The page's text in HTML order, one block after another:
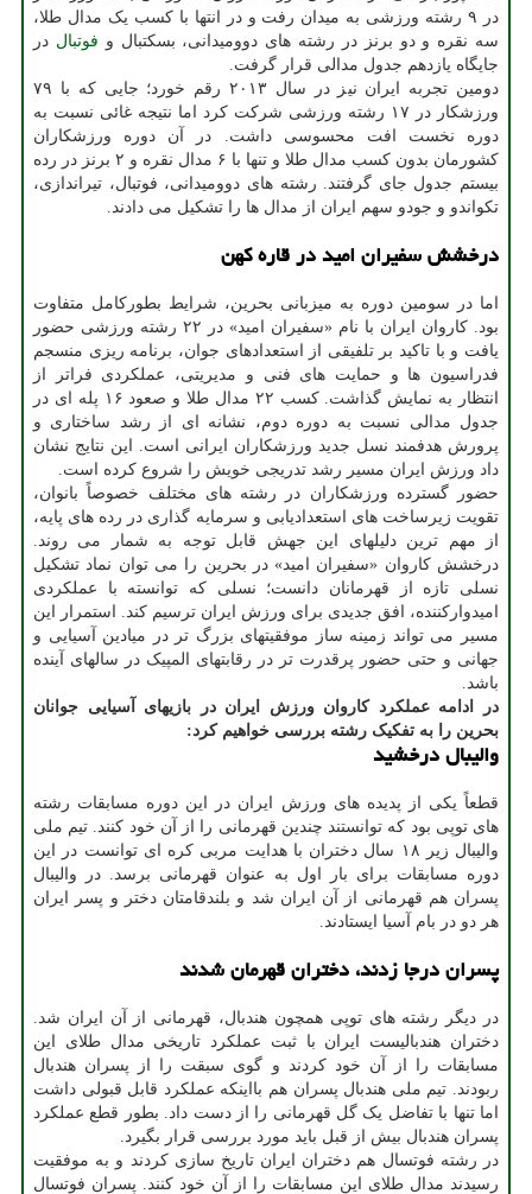
در ۹ رشته ورزشی به میدان رفت و در انتها با کسب یک مدال طلا،
سه نقره و دو برنز در رشته های دوومیدانی، بسکتبال و فوتبال در
جایگاه یازدهم جدول مدالی قرار گرفت.
دومین تجربه ایران نیز در سال ۲۰۱۳ رقم خورد؛ جایی که با ۷۹
ورزشکار در ۱۷ رشته ورزشی شرکت کرد اما نتیجه غائی نسبت به
دوره نخست افت محسوسی داشت. در آن دوره ورزشکاران
کشورمان بدون کسب مدال طلا و تنها با ۶ مدال نقره و ۲ برنز در رده
بیستم جدول جای گرفتند. رشته های دوومیدانی، فوتبال، تیراندازی،
تکواندو و جودو سهم ایران از مدال ها را تشکیل می دادند.
درخشش سفیران امید در قاره کهن
اما در سومین دوره به میزبانی بحرین، شرایط بطورکامل متفاوت
بود. کاروان ایران با نام «سفیران امید» در ۲۲ رشته ورزشی حضور
یافت و با تاکید بر تلفیقی از استعدادهای جوان، برنامه ریزی منسجم
فدراسیون ها و حمایت های فنی و مدیریتی، عملکردی فراتر از
انتظار به نمایش گذاشت. کسب ۲۲ مدال طلا و صعود ۱۶ پله ای در
جدول مدالی نسبت به دوره دوم، نشانه ای از رشد ساختاری و
پرورش هدفمند نسل جدید ورزشکاران ایرانی است. این نتایج نشان
داد ورزش ایران مسیر رشد تدریجی خویش را شروع کرده است.
حضور گسترده ورزشکاران در رشته های مختلف خصوصاً بانوان،
تقویت زیرساخت های استعدادیابی و سرمایه گذاری در رده های پایه،
از مهم ترین دلیلهای این جهش قابل توجه به شمار می روند.
درخشش کاروان «سفیران امید» در بحرین را می توان نماد تشکیل
نسلی تازه از قهرمانان دانست؛ نسلی که توانسته با عملکردی
امیدوارکننده، افق جدیدی برای ورزش ایران ترسیم کند. استمرار این
مسیر می تواند زمینه ساز موفقیتهای بزرگ تر در میادین آسیایی و
جهانی و حتی حضور پرقدرت تر در رقابتهای المپیک در سالهای آینده
باشد.
در ادامه عملکرد کاروان ورزش ایران در بازیهای آسیایی جوانان
بحرین را به تفکیک رشته بررسی خواهیم کرد:
والیبال درخشید
قطعاً یکی از پدیده های ورزش ایران در این دوره مسابقات رشته
های توپی بود که توانستند چندین قهرمانی را از آن خود کنند. تیم ملی
والیبال زیر ۱۸ سال دختران با هدایت مربی کره ای توانست در این
دوره مسابقات برای بار اول به عنوان قهرمانی برسد. در والیبال
پسران هم قهرمانی از آن ایران شد و بلندقامتان دختر و پسر ایران
هر دو در بام آسیا ایستادند.
پسران درجا زدند، دختران قهرمان شدند
در دیگر رشته های توپی همچون هندبال، قهرمانی از آن ایران شد.
دختران هندبالیست ایران با ثبت عملکرد تاریخی مدال طلای این
مسابقات را از آن خود کردند و گوی سبقت را از پسران هندبال
ربودند. تیم ملی هندبال پسران هم بااینکه عملکرد قابل قبولی داشت
اما تنها با تفاضل یک گل قهرمانی را از دست داد. بطور قطع عملکرد
پسران هندبال بیش از قبل باید مورد بررسی قرار بگیرد.
در رشته فوتسال هم دختران ایران تاریخ سازی کردند و به موفقیت
رسیدند مدال طلای این مسابقات را از آن خود کنند. پسران فوتسال